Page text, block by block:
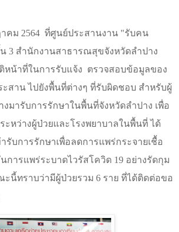
คม 2564 ที่ศูนย์ประสานงาน "รับคน
3 สำนักงานสาธารณสุขจังหวัดลำปาง
หน้าที่ในการรับแจ้ง ตรวจสอบข้อมูลของ
สาน ไปยังพื้นที่ต่างๆ ที่รับผิดชอบ สำหรับผู้
งมารับการรักษาในพื้นที่จังหวัดลำปาง เพื่อ
ะหว่างผู้ป่วยและโรงพยาบาลในพื้นที่ ได้
รับการรักษาเพื่อลดการแพร่กระจายเชื้อ
การแพร่ระบาดไวรัสโควิด 19 อย่างรัดกุม
นี้ทราบว่ามีผู้ป่วยรวม 6 ราย ที่ได้ติดต่อขอ